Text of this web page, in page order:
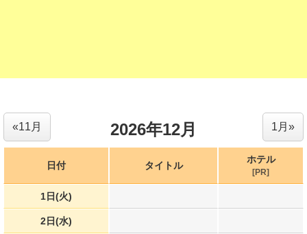
2026年12月 1月»
«11月
日付 タイトル
ホテル
[PR]
1日(火)
2日(水)